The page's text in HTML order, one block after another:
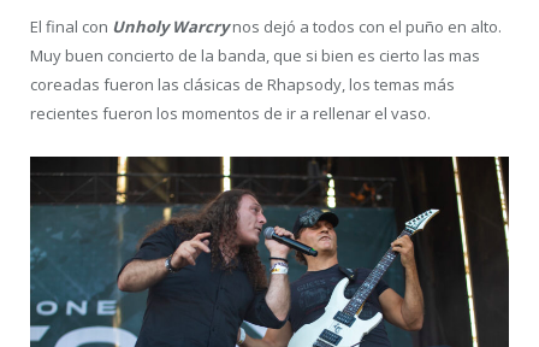
El final con Unholy Warcrynos dejó a todos con el puño en alto.
Muy buen concierto de la banda, que si bien es cierto las mas
coreadas fueron las clásicas de Rhapsody, los temas más
recientes fueron los momentos de ir a rellenar el vaso.